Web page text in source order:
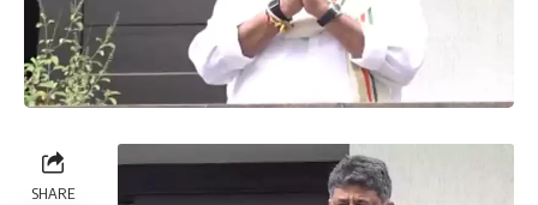
SHARE